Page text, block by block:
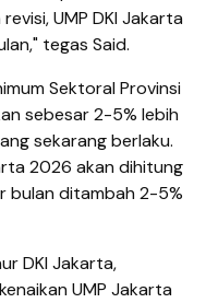
UMP DKI Jakarta
tegas Said.
Sektoral Provinsi
sebesar 2-5% lebih
sekarang berlaku.
2026 akan dihitung
bulan ditambah 2-5%
DKI Jakarta,
UMP Jakarta